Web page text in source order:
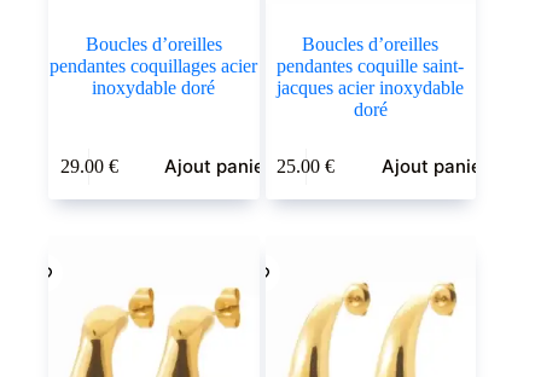
Boucles d’oreilles
pendantes coquillages acier
inoxydable doré
29.00 € Ajout panier
Boucles d’oreilles
pendantes coquille saint-
jacques acier inoxydable
doré
25.00€ Ajout panier